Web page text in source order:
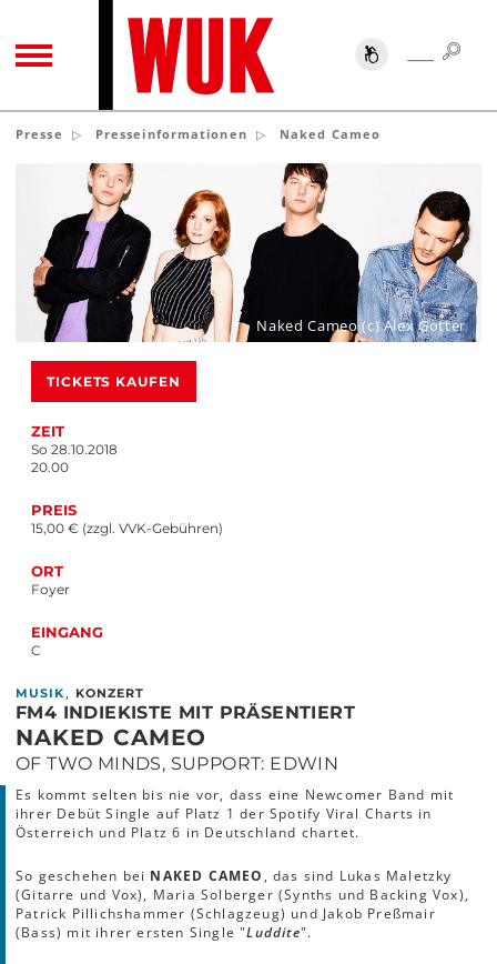
TOGGLE NAVIGATION SUCHE
Presse Presseinformationen Naked Cameo
TICKETS KAUFEN
ZEIT
So 28.10.2018
20.00
PREIS
15,00 € (zzgl. VVK-Gebühren)
ORT
Foyer
EINGANG
C
Naked Cameo (c) Alex Gotter
MUSIK , KONZERT
FM4 INDIEKISTE MIT PRÄSENTIERT
NAKED CAMEO
OF TWO MINDS, SUPPORT: EDWIN
Es kommt selten bis nie vor, dass eine Newcomer Band mit
ihrer Debüt Single auf Platz 1 der Spotify Viral Charts in
Österreich und Platz 6 in Deutschland chartet.
So geschehen bei NAKED CAMEO , das sind Lukas Maletzky
(Gitarre und Vox), Maria Solberger (Synths und Backing Vox),
Patrick Pillichshammer (Schlagzeug) und Jakob Preßmair
(Bass) mit ihrer ersten Single "Luddite".